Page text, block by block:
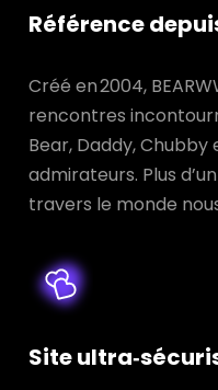
Référence
Créé en 2004,
rencontres
Bear, Daddy, Chubby
admirateurs. Plus
travers le monde
Site